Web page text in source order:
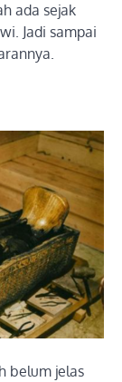
ada sejak
Jadi sampai
belum jelas